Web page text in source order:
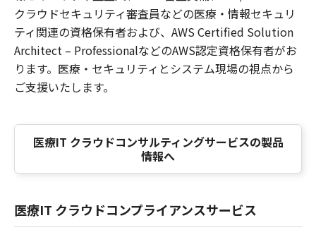
クラウドセキュリティ審査員などの医療・情報セキュリ
ティ関連の資格保有者および、AWS Certified Solution
Architect – ProfessionalなどのAWS認定資格保有者がお
ります。医療・セキュリティとシステム現場の視点から
ご支援いたします。
医療IT クラウドコンサルティングサービスの製品
情報へ
医療IT クラウドコンプライアンスサービス